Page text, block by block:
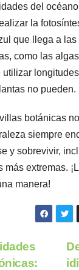
del
la
que llega a
como las
utilizar
no pueden.
botánicas
siempre
y sobrevivir,
más extremas.
manera!